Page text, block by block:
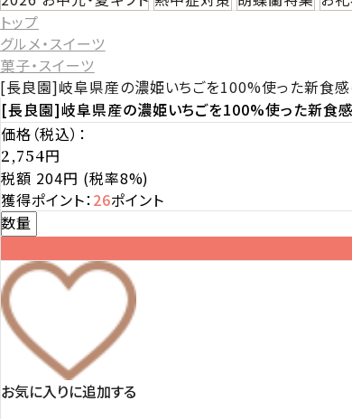
トップ
グルメ・スイーツ
菓子・スイーツ
[長良園]岐阜県産の濃姫いちごを100%使った新
[長良園]岐阜県産の濃姫いちごを100%使った新
価格（税込）：
2,754円
税額 204円 (税率8%)
獲得ポイント：26ポイント
数量
お気に入りに追加する